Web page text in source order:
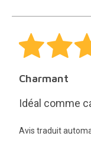
Charmant
Idéal comme
Avis traduit